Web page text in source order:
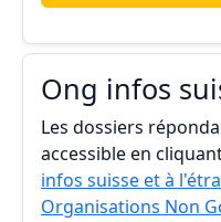
Ong infos
Les dossiers
accessible en
infos suisse et à
Organisations Non